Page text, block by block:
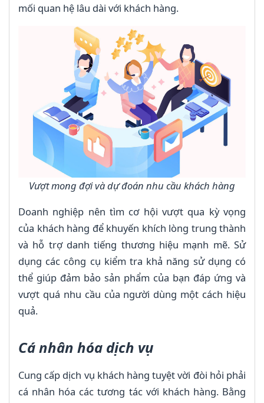
mối quan hệ lâu dài với khách hàng.
Vượt mong đợi và dự đoán nhu cầu khách hàng
Doanh nghiệp nên tìm cơ hội vượt qua kỳ vọng
của khách hàng để khuyến khích lòng trung thành
và hỗ trợ danh tiếng thương hiệu mạnh mẽ. Sử
dụng các công cụ kiểm tra khả năng sử dụng có
thể giúp đảm bảo sản phẩm của bạn đáp ứng và
vượt quá nhu cầu của người dùng một cách hiệu
quả.
Cá nhân hóa dịch vụ
Cung cấp dịch vụ khách hàng tuyệt vời đòi hỏi phải
cá nhân hóa các tương tác với khách hàng. Bằng